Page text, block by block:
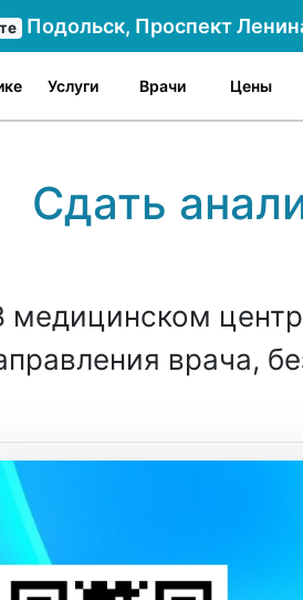
Подольск, Проспект
Услуги Врачи Цены
Сдать
медицинском
врача,